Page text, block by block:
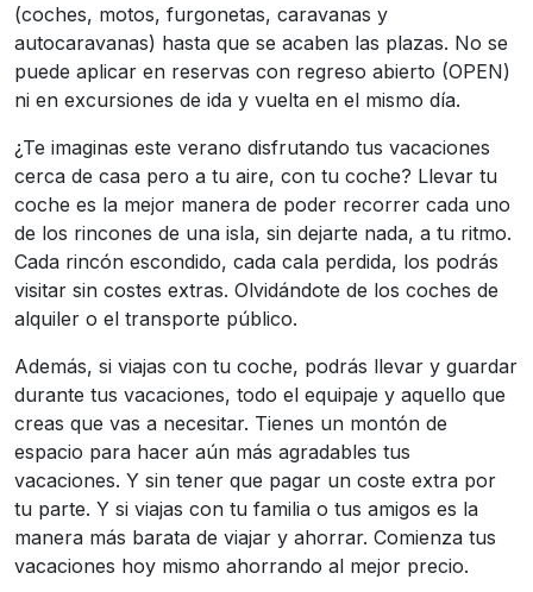
(coches, motos, furgonetas, caravanas y
autocaravanas) hasta que se acaben las plazas. No se
puede aplicar en reservas con regreso abierto (OPEN)
ni en excursiones de ida y vuelta en el mismo día.
¿Te imaginas este verano disfrutando tus vacaciones
cerca de casa pero a tu aire, con tu coche? Llevar tu
coche es la mejor manera de poder recorrer cada uno
de los rincones de una isla, sin dejarte nada, a tu ritmo.
Cada rincón escondido, cada cala perdida, los podrás
visitar sin costes extras. Olvidándote de los coches de
alquiler o el transporte público.
Además, si viajas con tu coche, podrás llevar y guardar
durante tus vacaciones, todo el equipaje y aquello que
creas que vas a necesitar. Tienes un montón de
espacio para hacer aún más agradables tus
vacaciones. Y sin tener que pagar un coste extra por
tu parte. Y si viajas con tu familia o tus amigos es la
manera más barata de viajar y ahorrar. Comienza tus
vacaciones hoy mismo ahorrando al mejor precio.